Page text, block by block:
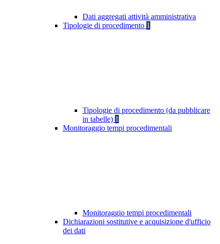
Dati aggregati attività amministrativa
Tipologie di procedimento 1
Tipologie di procedimento (da pubblicare
in tabelle) 1
Monitoraggio tempi procedimentali
Monitoraggio tempi procedimentali
Dichiarazioni sostitutive e acquisizione d'ufficio
dei dati